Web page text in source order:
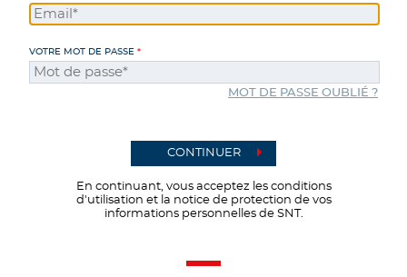
VOTRE MOT DE PASSE
MOT DE PASSE OUBLIÉ ?
CONTINUER
En continuant, vous acceptez les conditions
d'utilisation et la notice de protection de vos
informations personnelles de SNT.